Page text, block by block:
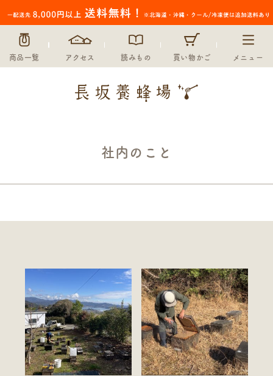
商品一覧 アクセス 読みもの 買い物かご メニュー
社内のこと